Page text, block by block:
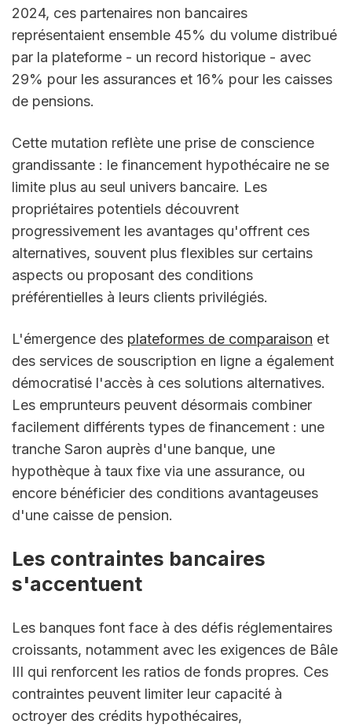
2024, ces partenaires non bancaires
représentaient ensemble 45% du volume distribué
par la plateforme - un record historique - avec
29% pour les assurances et 16% pour les caisses
de pensions.
Cette mutation reflète une prise de conscience
grandissante : le financement hypothécaire ne se
limite plus au seul univers bancaire. Les
propriétaires potentiels découvrent
progressivement les avantages qu'offrent ces
alternatives, souvent plus flexibles sur certains
aspects ou proposant des conditions
préférentielles à leurs clients privilégiés.
L'émergence des plateformes de comparaison et
des services de souscription en ligne a également
démocratisé l'accès à ces solutions alternatives.
Les emprunteurs peuvent désormais combiner
facilement différents types de financement : une
tranche Saron auprès d'une banque, une
hypothèque à taux fixe via une assurance, ou
encore bénéficier des conditions avantageuses
d'une caisse de pension.
Les contraintes bancaires
s'accentuent
Les banques font face à des défis réglementaires
croissants, notamment avec les exigences de Bâle
III qui renforcent les ratios de fonds propres. Ces
contraintes peuvent limiter leur capacité à
octroyer des crédits hypothécaires,